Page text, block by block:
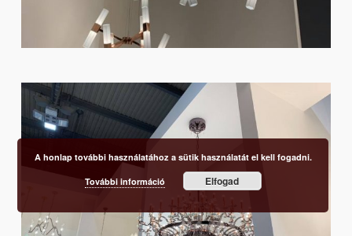
A honlap további használatához a sütik használatát el kell fogadni.
További információ Elfogad